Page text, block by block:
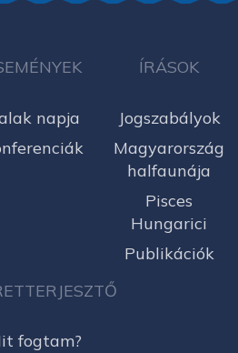
napja
ÍRÁSOK
Jogszabályok
Magyarország
halfaunája
Pisces
Hungarici
Publikációk
fogtam?